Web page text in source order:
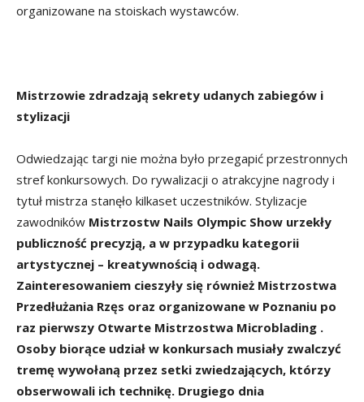
organizowane na stoiskach wystawców.
Mistrzowie zdradzają sekrety udanych zabiegów i
stylizacji
Odwiedzając targi nie można było przegapić przestronnych
stref konkursowych. Do rywalizacji o atrakcyjne nagrody i
tytuł mistrza stanęło kilkaset uczestników. Stylizacje
zawodników Mistrzostw Nails Olympic Show urzekły
publiczność precyzją, a w przypadku kategorii
artystycznej – kreatywnością i odwagą.
Zainteresowaniem cieszyły się również Mistrzostwa
Przedłużania Rzęs oraz organizowane w Poznaniu po
raz pierwszy Otwarte Mistrzostwa Microblading .
Osoby biorące udział w konkursach musiały zwalczyć
tremę wywołaną przez setki zwiedzających, którzy
obserwowali ich technikę. Drugiego dnia